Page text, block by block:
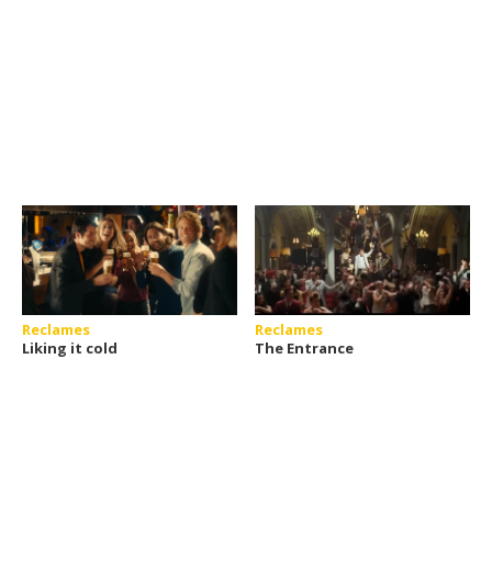
Reclames
Liking it cold
Reclames
The Entrance